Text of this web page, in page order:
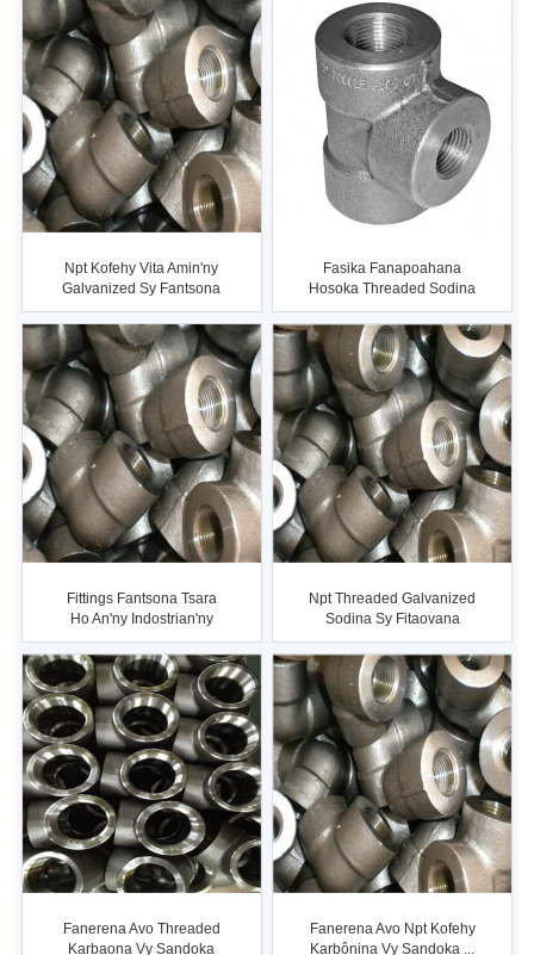
Npt Kofehy Vita Amin'ny
Galvanized Sy Fantsona
Fantsona
Fasika Fanapoahana
Hosoka Threaded Sodina
Fittings
Fittings Fantsona Tsara
Ho An'ny Indostrian'ny
Rano
Npt Threaded Galvanized
Sodina Sy Fitaovana
Fanerena Avo Threaded
Karbaona Vy Sandoka
Fanerena Avo Npt Kofehy
Karbônina Vy Sandoka ...